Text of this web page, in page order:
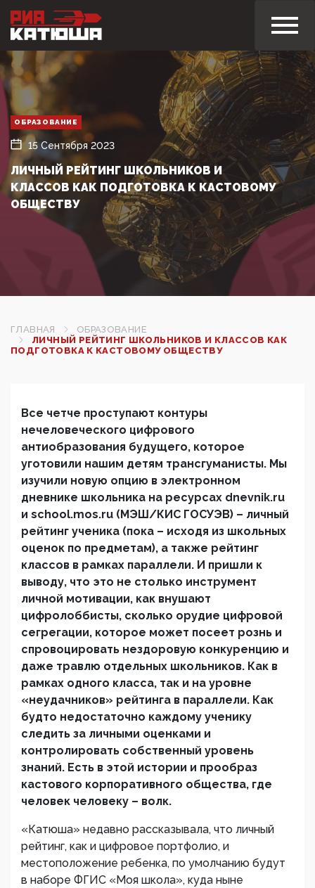
ОБРАЗОВАНИЕ
15 Сентября 2023
ЛИЧНЫЙ РЕЙТИНГ ШКОЛЬНИКОВ И
КЛАССОВ КАК ПОДГОТОВКА К КАСТОВОМУ
ОБЩЕСТВУ
ГЛАВНАЯ
ОБРАЗОВАНИЕ
ЛИЧНЫЙ РЕЙТИНГ ШКОЛЬНИКОВ И КЛАССОВ КАК
ПОДГОТОВКА К КАСТОВОМУ ОБЩЕСТВУ
Все четче проступают контуры
нечеловеческого цифрового
антиобразования будущего, которое
уготовили нашим детям трансгуманисты. Мы
изучили новую опцию в электронном
дневнике школьника на ресурсах dnevnik.ru
и school.mos.ru (МЭШ/КИС ГОСУЭВ) – личный
рейтинг ученика (пока – исходя из школьных
оценок по предметам), а также рейтинг
классов в рамках параллели. И пришли к
выводу, что это не столько инструмент
личной мотивации, как внушают
цифролоббисты, сколько орудие цифровой
сегрегации, которое может посеет рознь и
спровоцировать нездоровую конкуренцию и
даже травлю отдельных школьников. Как в
рамках одного класса, так и на уровне
«неудачников» рейтинга в параллели. Как
будто недостаточно каждому ученику
следить за личными оценками и
контролировать собственный уровень
знаний. Есть в этой истории и прообраз
кастового корпоративного общества, где
человек человеку – волк.
«Катюша» недавно рассказывала, что личный
рейтинг, как и цифровое портфолио, и
местоположение ребенка, по умолчанию будут
в наборе ФГИС «Моя школа», куда ныне